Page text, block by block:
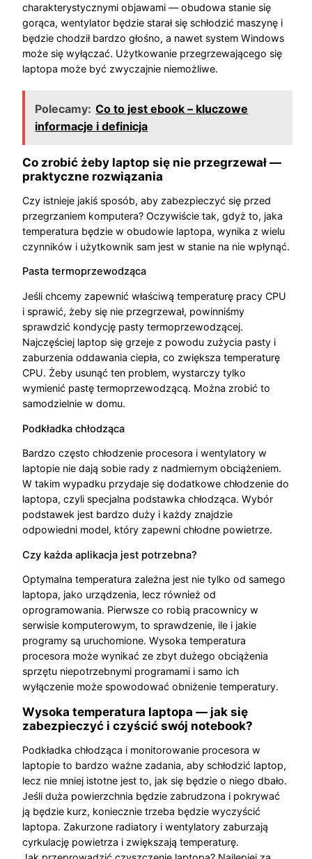
charakterystycznymi objawami — obudowa stanie się
gorąca, wentylator będzie starał się schłodzić maszynę i
będzie chodził bardzo głośno, a nawet system Windows
może się wyłączać. Użytkowanie przegrzewającego się
laptopa może być zwyczajnie niemożliwe.
Polecamy: Co to jest ebook – kluczowe
informacje i definicja
Co zrobić żeby laptop się nie przegrzewał —
praktyczne rozwiązania
Czy istnieje jakiś sposób, aby zabezpieczyć się przed
przegrzaniem komputera? Oczywiście tak, gdyż to, jaka
temperatura będzie w obudowie laptopa, wynika z wielu
czynników i użytkownik sam jest w stanie na nie wpłynąć.
Pasta termoprzewodząca
Jeśli chcemy zapewnić właściwą temperaturę pracy CPU
i sprawić, żeby się nie przegrzewał, powinniśmy
sprawdzić kondycję pasty termoprzewodzącej.
Najczęściej laptop się grzeje z powodu zużycia pasty i
zaburzenia oddawania ciepła, co zwiększa temperaturę
CPU. Żeby usunąć ten problem, wystarczy tylko
wymienić pastę termoprzewodzącą. Można zrobić to
samodzielnie w domu.
Podkładka chłodząca
Bardzo często chłodzenie procesora i wentylatory w
laptopie nie dają sobie rady z nadmiernym obciążeniem.
W takim wypadku przydaje się dodatkowe chłodzenie do
laptopa, czyli specjalna podstawka chłodząca. Wybór
podstawek jest bardzo duży i każdy znajdzie
odpowiedni model, który zapewni chłodne powietrze.
Czy każda aplikacja jest potrzebna?
Optymalna temperatura zależna jest nie tylko od samego
laptopa, jako urządzenia, lecz również od
oprogramowania. Pierwsze co robią pracownicy w
serwisie komputerowym, to sprawdzenie, ile i jakie
programy są uruchomione. Wysoka temperatura
procesora może wynikać ze zbyt dużego obciążenia
sprzętu niepotrzebnymi programami i samo ich
wyłączenie może spowodować obniżenie temperatury.
Wysoka temperatura laptopa — jak się
zabezpieczyć i czyścić swój notebook?
Podkładka chłodząca i monitorowanie procesora w
laptopie to bardzo ważne zadania, aby schłodzić laptop,
lecz nie mniej istotne jest to, jak się będzie o niego dbało.
Jeśli duża powierzchnia będzie zabrudzona i pokrywać
ją będzie kurz, koniecznie trzeba będzie wyczyścić
laptopa. Zakurzone radiatory i wentylatory zaburzają
cyrkulację powietrza i zwiększają temperaturę.